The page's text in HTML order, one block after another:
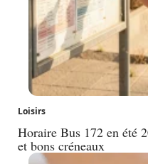
Loisirs
Horaire Bus 172 en été
et bons créneaux